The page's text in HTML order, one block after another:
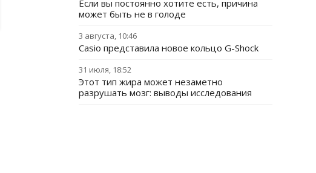
Если вы постоянно хотите есть, причина
может быть не в голоде
3 августа, 10:46
Casio представила новое кольцо G-Shock
31 июля, 18:52
Этот тип жира может незаметно
разрушать мозг: выводы исследования